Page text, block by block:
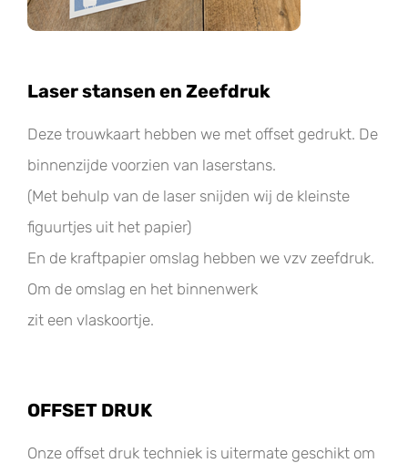
Laser stansen en Zeefdruk
Deze trouwkaart hebben we met offset gedrukt. De
binnenzijde voorzien van laserstans.
(Met behulp van de laser snijden wij de kleinste
figuurtjes uit het papier)
En de kraftpapier omslag hebben we vzv zeefdruk.
Om de omslag en het binnenwerk
zit een vlaskoortje.
OFFSET DRUK
Onze offset druk techniek is uitermate geschikt om